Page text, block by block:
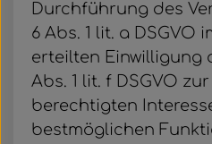
Durchführung des
6 Abs. 1 lit. a DSGVO
erteilten Einwilligung
Abs. 1 lit. f DSGVO
berechtigten
bestmöglichen